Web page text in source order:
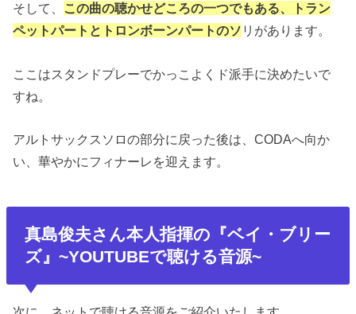
そして、 この曲の聴かせどころの一つでもある、トラン
ペットパートとトロンボーンパートのソ リがあります。
ここはスタンドプレーでかっこよくド派手に決めたいで
すね。
アルトサックスソロの部分に戻った後は、CODAへ向か
い、華やかにフィナーレを迎えます。
真島俊夫さん本人指揮の『ベイ・ブリー
ズ』~YOUTUBEで聴ける音源~